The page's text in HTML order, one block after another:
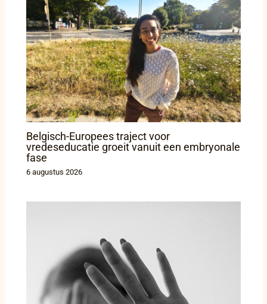
Belgisch-Europees traject voor
vredeseducatie groeit vanuit een embryonale
fase
6 augustus 2026